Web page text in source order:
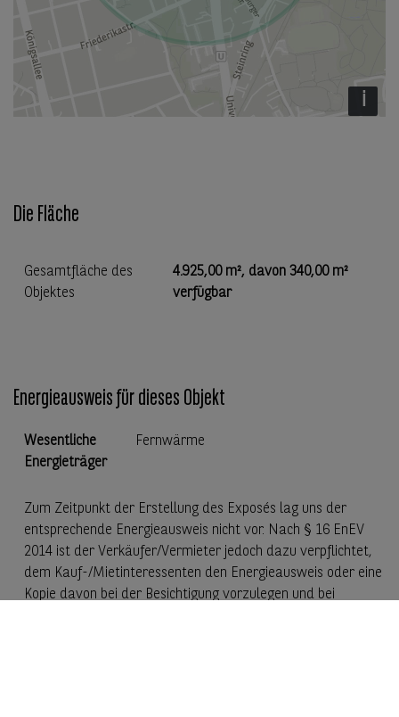
i
Die Fläche
Gesamtfläche des
Objektes
4.925,00 m², davon 340,00 m²
verfügbar
Energieausweis für dieses Objekt
Wesentliche
Energieträger
Fernwärme
Zum Zeitpunkt der Erstellung des Exposés lag uns der
entsprechende Energieausweis nicht vor. Nach § 16 EnEV
2014 ist der Verkäufer/Vermieter jedoch dazu verpflichtet,
dem Kauf-/Mietinteressenten den Energieausweis oder eine
Kopie davon bei der Besichtigung vorzulegen und bei